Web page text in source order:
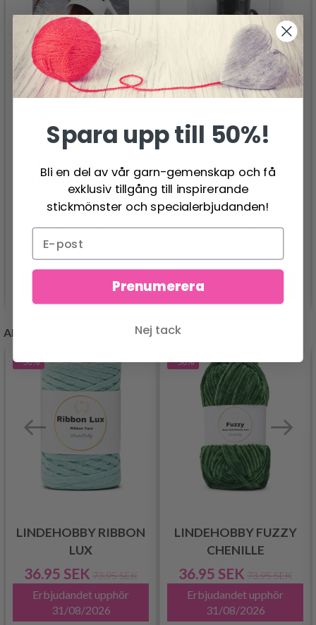
0-1457 DEAD MAN'S
HAPPY HOUR BY
DROPS DESIGN
42.95 SEK
Lägg till varukorgen
0-1389 PUMPKIN
LATTE BY DROPS
DESIGN
80.95 SEK
Lägg till varukorgen
ANDRA KUNDER KÖPTE
- 50%
LINDEHOBBY RIBBON
LUX
36.95 SEK 73.95 SEK
Erbjudandet upphör
31/08/2026
- 50%
LINDEHOBBY FUZZY
CHENILLE
36.95 SEK 73.95 SEK
Erbjudandet upphör
31/08/2026
Spara upp till 50%!
Bli en del av vår garn-gemenskap och få
exklusiv tillgång till inspirerande
stickmönster och specialerbjudanden!
Prenumerera
Nej tack